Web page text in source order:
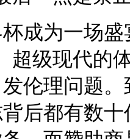
成为一场
超级现代的
伦理问题
后都有数